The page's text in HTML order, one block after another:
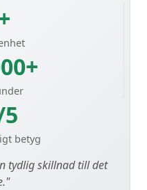
betyg
tydlig skillnad till det